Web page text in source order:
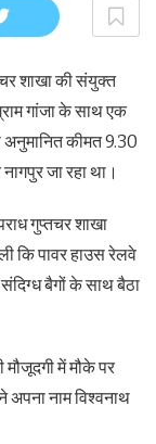
शाखा की संयुक्त
गांजा के साथ एक
अनुमानित कीमत 9.30
जा रहा था।
गुप्तचर शाखा
कि पावर हाउस रेलवे
बैगों के साथ बैठा
में मौके पर
नाम विश्वनाथ